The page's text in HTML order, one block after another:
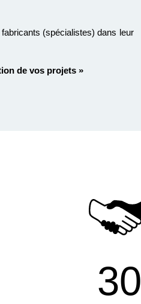
(spécialistes) dans leur
de vos projets »
30